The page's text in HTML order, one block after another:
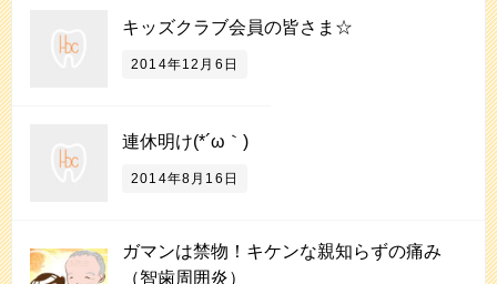
キッズクラブ会員の皆さま☆
2014年12月6日
連休明け(*´ω｀)
2014年8月16日
ガマンは禁物！キケンな親知らずの痛み
（智歯周囲炎）